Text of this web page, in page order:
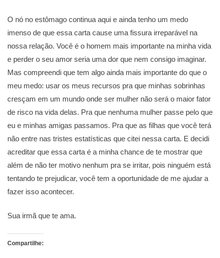
O nó no estômago continua aqui e ainda tenho um medo
imenso de que essa carta cause uma fissura irreparável na
nossa relação. Você é o homem mais importante na minha vida
e perder o seu amor seria uma dor que nem consigo imaginar.
Mas compreendi que tem algo ainda mais importante do que o
meu medo: usar os meus recursos pra que minhas sobrinhas
cresçam em um mundo onde ser mulher não será o maior fator
de risco na vida delas. Pra que nenhuma mulher passe pelo que
eu e minhas amigas passamos. Pra que as filhas que você terá
não entre nas tristes estatísticas que citei nessa carta. E decidi
acreditar que essa carta é a minha chance de te mostrar que
além de não ter motivo nenhum pra se irritar, pois ninguém está
tentando te prejudicar, você tem a oportunidade de me ajudar a
fazer isso acontecer.
Sua irmã que te ama.
Compartilhe: